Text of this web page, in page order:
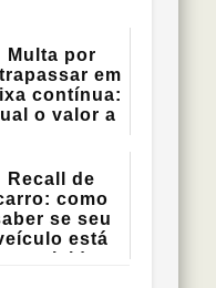
Multa por
em
contínua:
o valor a
Recall de
como
se seu
está
envolvido